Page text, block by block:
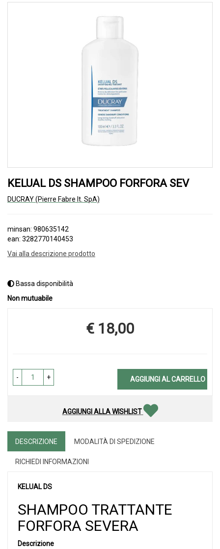
KELUAL DS SHAMPOO FORFORA SEV
DUCRAY (Pierre Fabre It. SpA)
minsan: 980635142
ean: 3282770140453
Vai alla descrizione prodotto
Bassa disponibilità
Non mutuabile
Prezzo
€ 18,00
- + AGGIUNGI AL CARRELLO
AGGIUNGI ALLA WISHLIST
DESCRIZIONE MODALITÀ DI SPEDIZIONE
RICHIEDI INFORMAZIONI
KELUAL DS
SHAMPOO TRATTANTE
FORFORA SEVERA
Descrizione